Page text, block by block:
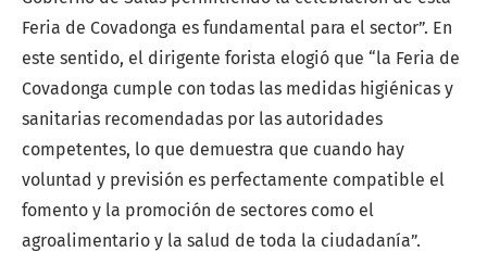
Feria de Covadonga es fundamental para el sector”. En
este sentido, el dirigente forista elogió que “la Feria de
Covadonga cumple con todas las medidas higiénicas y
sanitarias recomendadas por las autoridades
competentes, lo que demuestra que cuando hay
voluntad y previsión es perfectamente compatible el
fomento y la promoción de sectores como el
agroalimentario y la salud de toda la ciudadanía”.